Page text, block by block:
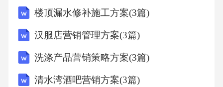
BDE3.ABCDE4.ABCDE5.ABCDE6.ABCE7.ABC
E8.BE9.ABCE10.ABDE解析：1.所有选项均属于
体。6.按照操作规程作业不属于违章操作。8.泡
沫灭火器不适用于扑灭电气火灾。9.个人自学不
楼顶漏水修补施工方案(3篇)
汉服店营销管理方案(3篇)
洗涤产品营销策略方案(3篇)
清水湾酒吧营销方案(3篇)